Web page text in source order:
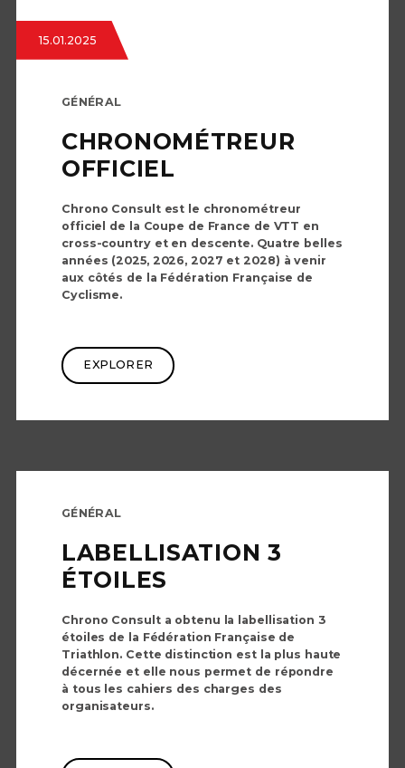
15.01.2025
GÉNÉRAL
CHRONOMÉTREUR
OFFICIEL
Chrono Consult est le chronométreur
officiel de la Coupe de France de VTT en
cross-country et en descente. Quatre belles
années (2025, 2026, 2027 et 2028) à venir
aux côtés de la Fédération Française de
Cyclisme.
EXPLORER
GÉNÉRAL
LABELLISATION 3
ÉTOILES
Chrono Consult a obtenu la labellisation 3
étoiles de la Fédération Française de
Triathlon. Cette distinction est la plus haute
décernée et elle nous permet de répondre
à tous les cahiers des charges des
organisateurs.